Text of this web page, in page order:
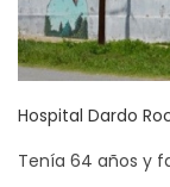
Hospital Dardo
Tenía 64 años y